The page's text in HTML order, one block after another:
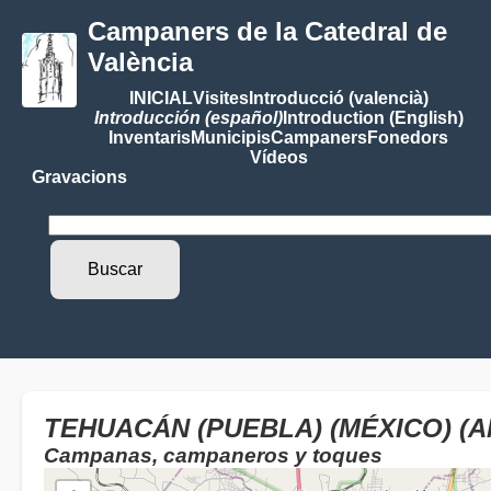
Campaners de la Catedral de
València
INICIALVisitesIntroducció (valencià)
Introducción (español)Introduction (English)
InventarisMunicipisCampanersFonedors
Vídeos
Gravacions
TEHUACÁN (PUEBLA) (MÉXICO)
Campanas, campaneros y toques